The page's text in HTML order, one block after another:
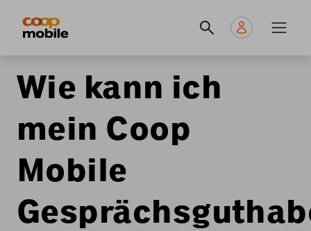
principale
Wie kann ich
mein Coop
Mobile